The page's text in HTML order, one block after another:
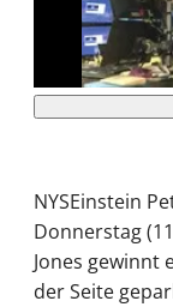
NYSEinstein
Donnerstag
Jones gewinnt
der Seite